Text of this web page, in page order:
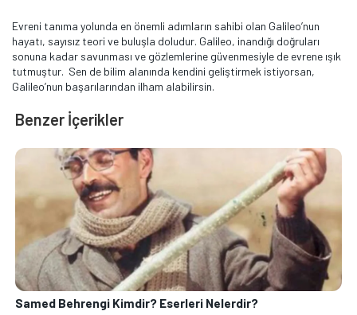
Evreni tanıma yolunda en önemli adımların sahibi olan Galileo’nun
hayatı, sayısız teori ve buluşla doludur. Galileo, inandığı doğruları
sonuna kadar savunması ve gözlemlerine güvenmesiyle de evrene ışık
tutmuştur. Sen de bilim alanında kendini geliştirmek istiyorsan,
Galileo’nun başarılarından ilham alabilirsin.
Benzer İçerikler
Samed Behrengi Kimdir? Eserleri Nelerdir?